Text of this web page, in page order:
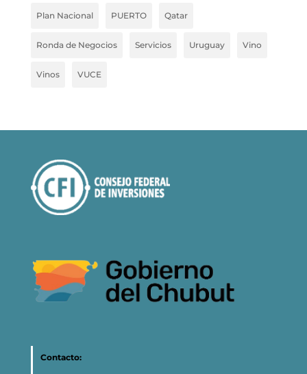
Plan Nacional PUERTO Qatar
Ronda de Negocios Servicios Uruguay Vino
Vinos VUCE
Contacto: